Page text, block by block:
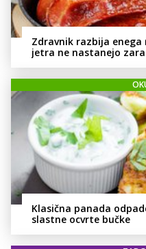
Zdravnik razbija
jetra ne nastanejo
Klasična panada
slastne ocvrte bučke